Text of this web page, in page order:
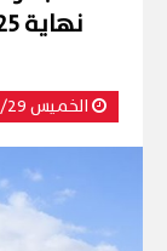
نهاية 2025 (إنفوجراف)
الخميس 29/يناير/2026 - 05:18 م